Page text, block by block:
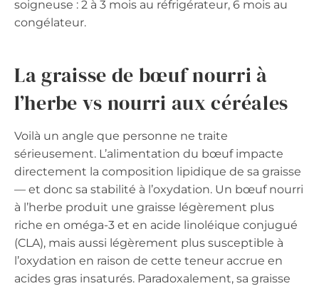
soigneuse : 2 à 3 mois au réfrigérateur, 6 mois au
congélateur.
La graisse de bœuf nourri à
l’herbe vs nourri aux céréales
Voilà un angle que personne ne traite
sérieusement. L’alimentation du bœuf impacte
directement la composition lipidique de sa graisse
— et donc sa stabilité à l’oxydation. Un bœuf nourri
à l’herbe produit une graisse légèrement plus
riche en oméga-3 et en acide linoléique conjugué
(CLA), mais aussi légèrement plus susceptible à
l’oxydation en raison de cette teneur accrue en
acides gras insaturés. Paradoxalement, sa graisse